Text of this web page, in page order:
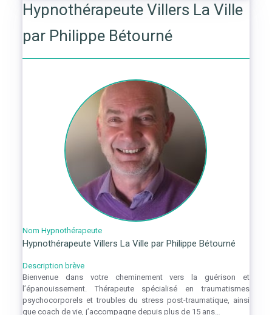
Hypnothérapeute Villers La Ville
par Philippe Bétourné
Nom Hypnothérapeute
Hypnothérapeute Villers La Ville par Philippe Bétourné
Description brève
Bienvenue dans votre cheminement vers la guérison et
l’épanouissement. Thérapeute spécialisé en traumatismes
psychocorporels et troubles du stress post-traumatique, ainsi
que coach de vie, j’accompagne depuis plus de 15 ans…